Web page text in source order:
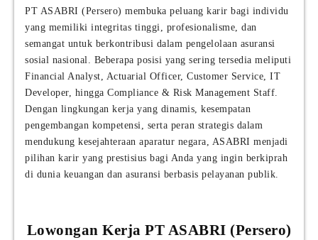
PT ASABRI (Persero) membuka peluang karir bagi individu
yang memiliki integritas tinggi, profesionalisme, dan
semangat untuk berkontribusi dalam pengelolaan asuransi
sosial nasional. Beberapa posisi yang sering tersedia meliputi
Financial Analyst, Actuarial Officer, Customer Service, IT
Developer, hingga Compliance & Risk Management Staff.
Dengan lingkungan kerja yang dinamis, kesempatan
pengembangan kompetensi, serta peran strategis dalam
mendukung kesejahteraan aparatur negara, ASABRI menjadi
pilihan karir yang prestisius bagi Anda yang ingin berkiprah
di dunia keuangan dan asuransi berbasis pelayanan publik.
Lowongan Kerja PT ASABRI (Persero)